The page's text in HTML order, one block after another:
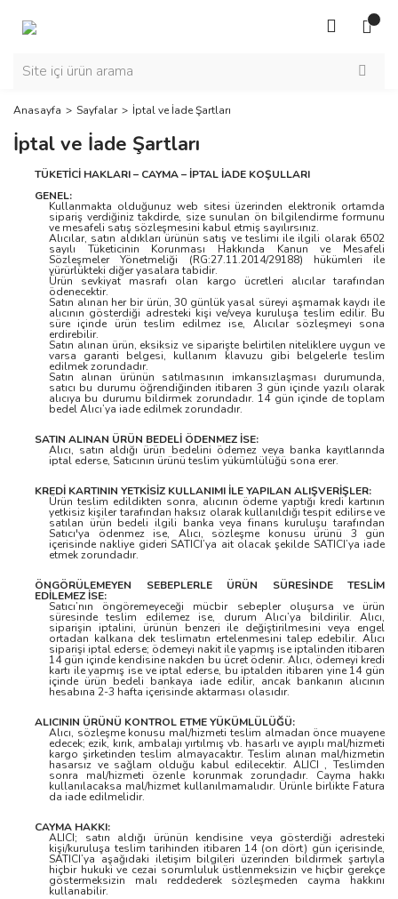
Anasayfa Sayfalar İptal ve İade Şartları
İptal ve İade Şartları
TÜKETİCİ HAKLARI – CAYMA – İPTAL İADE KOŞULLARI
GENEL:
Kullanmakta olduğunuz web sitesi üzerinden elektronik ortamda
sipariş verdiğiniz takdirde, size sunulan ön bilgilendirme formunu
ve mesafeli satış sözleşmesini kabul etmiş sayılırsınız.
Alıcılar, satın aldıkları ürünün satış ve teslimi ile ilgili olarak 6502
sayılı Tüketicinin Korunması Hakkında Kanun ve Mesafeli
Sözleşmeler Yönetmeliği (RG:27.11.2014/29188) hükümleri ile
yürürlükteki diğer yasalara tabidir.
Ürün sevkiyat masrafı olan kargo ücretleri alıcılar tarafından
ödenecektir.
Satın alınan her bir ürün, 30 günlük yasal süreyi aşmamak kaydı ile
alıcının gösterdiği adresteki kişi ve/veya kuruluşa teslim edilir. Bu
süre içinde ürün teslim edilmez ise, Alıcılar sözleşmeyi sona
erdirebilir.
Satın alınan ürün, eksiksiz ve siparişte belirtilen niteliklere uygun ve
varsa garanti belgesi, kullanım klavuzu gibi belgelerle teslim
edilmek zorundadır.
Satın alınan ürünün satılmasının imkansızlaşması durumunda,
satıcı bu durumu öğrendiğinden itibaren 3 gün içinde yazılı olarak
alıcıya bu durumu bildirmek zorundadır. 14 gün içinde de toplam
bedel Alıcı’ya iade edilmek zorundadır.
SATIN ALINAN ÜRÜN BEDELİ ÖDENMEZ İSE:
Alıcı, satın aldığı ürün bedelini ödemez veya banka kayıtlarında
iptal ederse, Satıcının ürünü teslim yükümlülüğü sona erer.
KREDİ KARTININ YETKİSİZ KULLANIMI İLE YAPILAN ALIŞVERİŞLER:
Ürün teslim edildikten sonra, alıcının ödeme yaptığı kredi kartının
yetkisiz kişiler tarafından haksız olarak kullanıldığı tespit edilirse ve
satılan ürün bedeli ilgili banka veya finans kuruluşu tarafından
Satıcı'ya ödenmez ise, Alıcı, sözleşme konusu ürünü 3 gün
içerisinde nakliye gideri SATICI’ya ait olacak şekilde SATICI’ya iade
etmek zorundadır.
ÖNGÖRÜLEMEYEN SEBEPLERLE ÜRÜN SÜRESİNDE TESLİM
EDİLEMEZ İSE:
Satıcı’nın öngöremeyeceği mücbir sebepler oluşursa ve ürün
süresinde teslim edilemez ise, durum Alıcı’ya bildirilir. Alıcı,
siparişin iptalini, ürünün benzeri ile değiştirilmesini veya engel
ortadan kalkana dek teslimatın ertelenmesini talep edebilir. Alıcı
siparişi iptal ederse; ödemeyi nakit ile yapmış ise iptalinden itibaren
14 gün içinde kendisine nakden bu ücret ödenir. Alıcı, ödemeyi kredi
kartı ile yapmış ise ve iptal ederse, bu iptalden itibaren yine 14 gün
içinde ürün bedeli bankaya iade edilir, ancak bankanın alıcının
hesabına 2-3 hafta içerisinde aktarması olasıdır.
ALICININ ÜRÜNÜ KONTROL ETME YÜKÜMLÜLÜĞÜ:
Alıcı, sözleşme konusu mal/hizmeti teslim almadan önce muayene
edecek; ezik, kırık, ambalajı yırtılmış vb. hasarlı ve ayıplı mal/hizmeti
kargo şirketinden teslim almayacaktır. Teslim alınan mal/hizmetin
hasarsız ve sağlam olduğu kabul edilecektir. ALICI , Teslimden
sonra mal/hizmeti özenle korunmak zorundadır. Cayma hakkı
kullanılacaksa mal/hizmet kullanılmamalıdır. Ürünle birlikte Fatura
da iade edilmelidir.
CAYMA HAKKI:
ALICI; satın aldığı ürünün kendisine veya gösterdiği adresteki
kişi/kuruluşa teslim tarihinden itibaren 14 (on dört) gün içerisinde,
SATICI’ya aşağıdaki iletişim bilgileri üzerinden bildirmek şartıyla
hiçbir hukuki ve cezai sorumluluk üstlenmeksizin ve hiçbir gerekçe
göstermeksizin malı reddederek sözleşmeden cayma hakkını
kullanabilir.